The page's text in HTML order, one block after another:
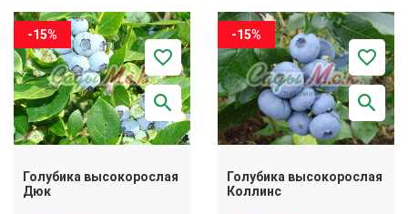
-15%
Голубика высокорослая
Дюк
-15%
Голубика высокорослая
Коллинс